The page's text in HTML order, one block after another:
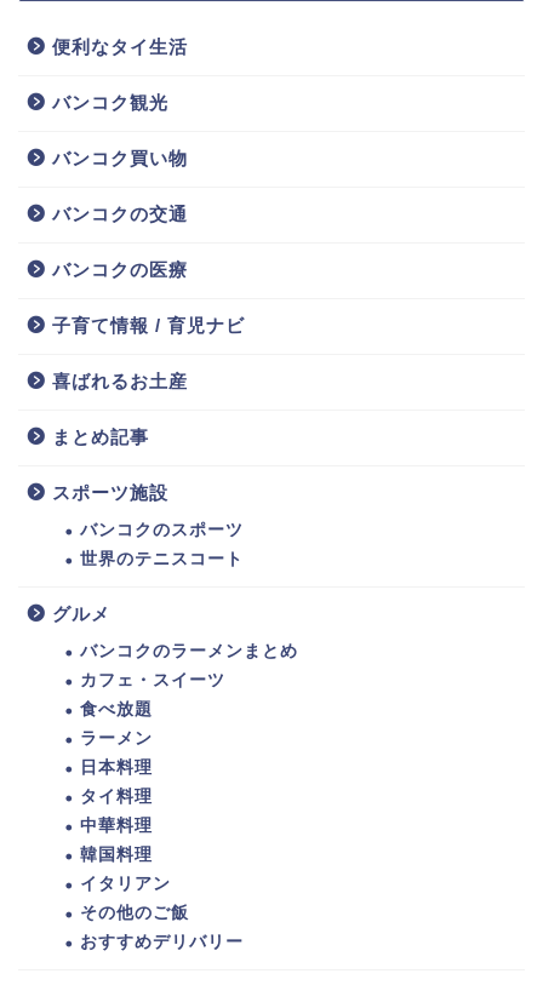
便利なタイ生活
バンコク観光
バンコク買い物
バンコクの交通
バンコクの医療
子育て情報 / 育児ナビ
喜ばれるお土産
まとめ記事
スポーツ施設
バンコクのスポーツ
世界のテニスコート
グルメ
バンコクのラーメンまとめ
カフェ・スイーツ
食べ放題
ラーメン
日本料理
タイ料理
中華料理
韓国料理
イタリアン
その他のご飯
おすすめデリバリー